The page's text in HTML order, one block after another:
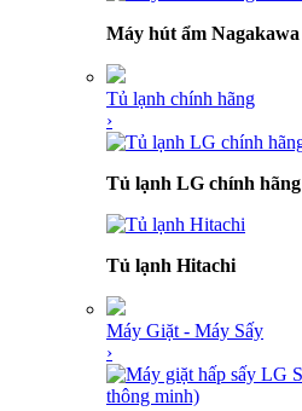
Máy hút ẩm Nagakawa
Tủ lạnh chính hãng
›
Tủ lạnh LG chính hãng
Tủ lạnh Hitachi
Máy Giặt - Máy Sấy
›